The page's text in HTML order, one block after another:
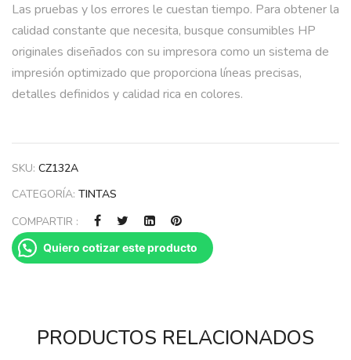
Las pruebas y los errores le cuestan tiempo. Para obtener la
calidad constante que necesita, busque consumibles HP
originales diseñados con su impresora como un sistema de
impresión optimizado que proporciona líneas precisas,
detalles definidos y calidad rica en colores.
SKU: CZ132A
CATEGORÍA: TINTAS
COMPARTIR :
Quiero cotizar este producto
PRODUCTOS RELACIONADOS